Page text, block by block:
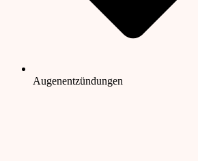
Augenentzündungen